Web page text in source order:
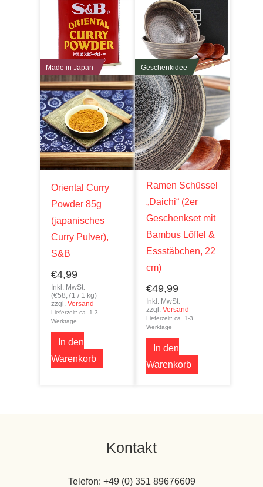
Made in Japan
Oriental Curry
Powder 85g
(japanisches
Curry Pulver),
S&B
€4,99
Inkl. MwSt.
(€58,71 / 1 kg)
zzgl.Versand
Lieferzeit: ca. 1-3
Werktage
In den
Warenkorb
Geschenkidee
Ramen Schüssel
„Daichi“ (2er
Geschenkset mit
Bambus Löffel &
Essstäbchen, 22
cm)
€49,99
Inkl. MwSt.
zzgl.Versand
Lieferzeit: ca. 1-3
Werktage
In den
Warenkorb
Kontakt
Telefon: +49 (0) 351 89676609